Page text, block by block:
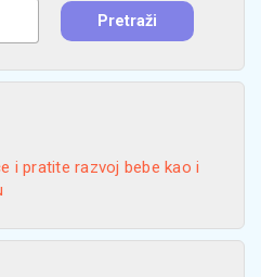
i pratite razvoj bebe kao i